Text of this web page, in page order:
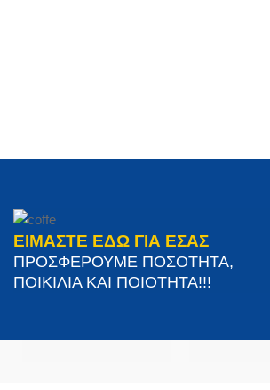
ΕΙΜΑΣΤΕ ΕΔΩ ΓΙΑ ΕΣΑΣ
ΠΡΟΣΦΕΡΟΥΜΕ ΠΟΣΟΤΗΤΑ,
ΠΟΙΚΙΛΙΑ ΚΑΙ ΠΟΙΟΤΗΤΑ!!!